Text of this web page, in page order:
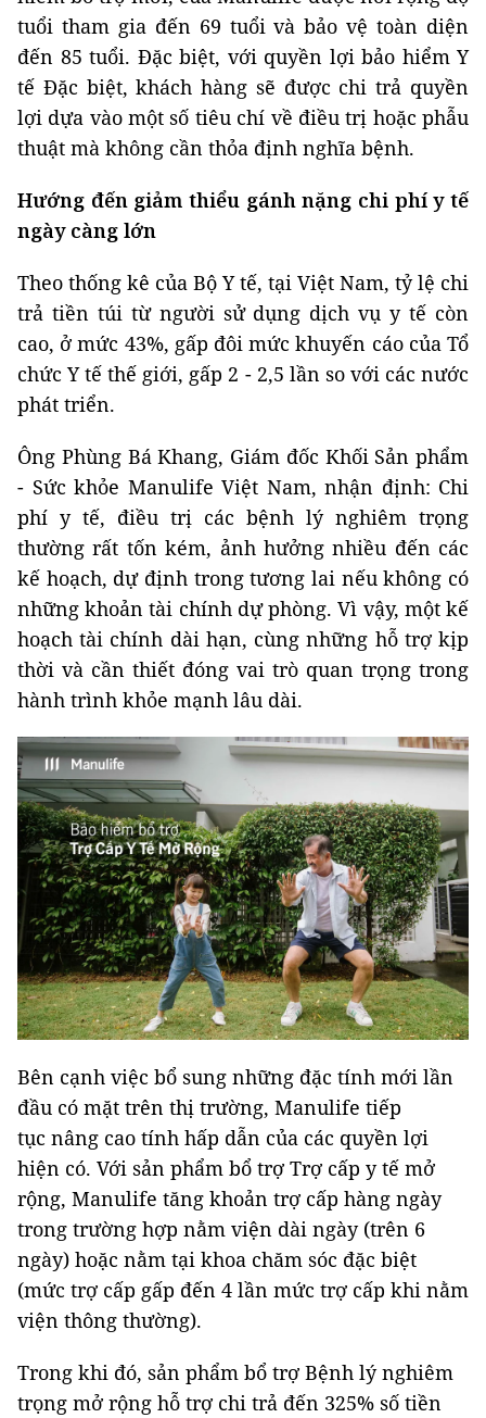
tuổi tham gia đến 69 tuổi và bảo vệ toàn diện
đến 85 tuổi. Đặc biệt, với quyền lợi bảo hiểm Y
tế Đặc biệt, khách hàng sẽ được chi trả quyền
lợi dựa vào một số tiêu chí về điều trị hoặc phẫu
thuật mà không cần thỏa định nghĩa bệnh.
Hướng đến giảm thiểu gánh nặng chi phí y tế
ngày càng lớn
Theo thống kê của Bộ Y tế, tại Việt Nam, tỷ lệ chi
trả tiền túi từ người sử dụng dịch vụ y tế còn
cao, ở mức 43%, gấp đôi mức khuyến cáo của Tổ
chức Y tế thế giới, gấp 2 - 2,5 lần so với các nước
phát triển.
Ông Phùng Bá Khang, Giám đốc Khối Sản phẩm
- Sức khỏe Manulife Việt Nam, nhận định: Chi
phí y tế, điều trị các bệnh lý nghiêm trọng
thường rất tốn kém, ảnh hưởng nhiều đến các
kế hoạch, dự định trong tương lai nếu không có
những khoản tài chính dự phòng. Vì vậy, một kế
hoạch tài chính dài hạn, cùng những hỗ trợ kịp
thời và cần thiết đóng vai trò quan trọng trong
hành trình khỏe mạnh lâu dài.
Bên cạnh việc bổ sung những đặc tính mới lần
đầu có mặt trên thị trường, Manulife tiếp
tục nâng cao tính hấp dẫn của các quyền lợi
hiện có. Với sản phẩm bổ trợ Trợ cấp y tế mở
rộng, Manulife tăng khoản trợ cấp hàng ngày
trong trường hợp nằm viện dài ngày (trên 6
ngày) hoặc nằm tại khoa chăm sóc đặc biệt
(mức trợ cấp gấp đến 4 lần mức trợ cấp khi nằm
viện thông thường).
Trong khi đó, sản phẩm bổ trợ Bệnh lý nghiêm
trọng mở rộng hỗ trợ chi trả đến 325% số tiền